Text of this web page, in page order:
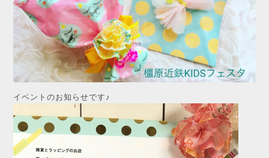
イベントのお知らせです♪